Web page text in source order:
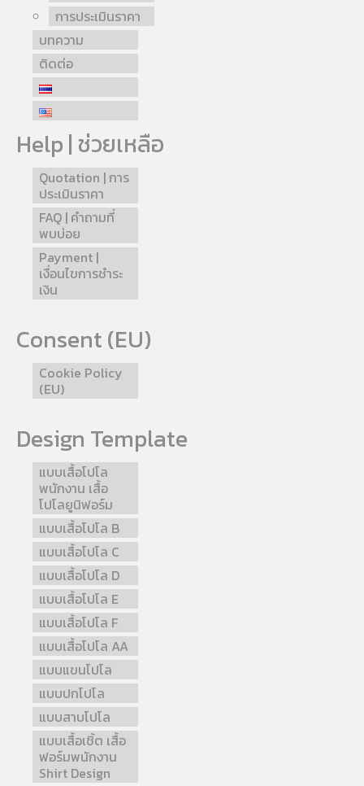
การประเมินราคา
บทความ
ติดต่อ
Help | ช่วยเหลือ
Quotation | การ
ประเมินราคา
FAQ | คำถามที่
พบบ่อย
Payment |
เงื่อนไขการชำระ
เงิน
Consent (EU)
Cookie Policy
(EU)
Design Template
แบบเสื้อโปโล
พนักงาน เสื้อ
โปโลยูนิฟอร์ม
แบบเสื้อโปโล B
แบบเสื้อโปโล C
แบบเสื้อโปโล D
แบบเสื้อโปโล E
แบบเสื้อโปโล F
แบบเสื้อโปโล AA
แบบแขนโปโล
แบบปกโปโล
แบบสาบโปโล
แบบเสื้อเชิ้ต เสื้อ
ฟอร์มพนักงาน
Shirt Design